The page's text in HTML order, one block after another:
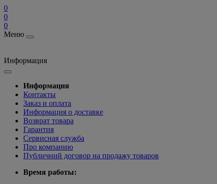
0
0
0
Меню
Информация
Информация
Контакты
Заказ и оплата
Информация о доставке
Возврат товара
Гарантия
Сервисная служба
Про компанию
Публичний договор на продажу товаров
Время работы: